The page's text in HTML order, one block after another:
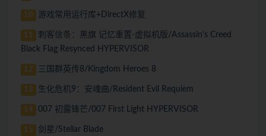
10 游戏常用运行库+DirectX修复
11
刺客信条：黑旗 记忆重置-虚拟机版/Assassin’s Creed
Black Flag Resynced HYPERVISOR
12 三国群英传8/Kingdom Heroes 8
13 生化危机9：安魂曲/Resident Evil Requiem
14 007 初露锋芒/007 First Light HYPERVISOR
15 剑星/Stellar Blade